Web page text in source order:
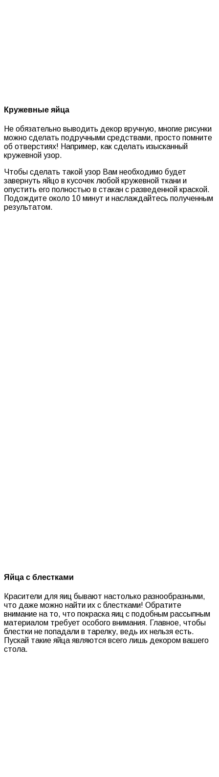
Кружевные яйца
Не обязательно выводить декор вручную, многие рисунки
можно сделать подручными средствами, просто помните
об отверстиях! Например, как сделать изысканный
кружевной узор.
Чтобы сделать такой узор Вам необходимо будет
завернуть яйцо в кусочек любой кружевной ткани и
опустить его полностью в стакан с разведенной краской.
Подождите около 10 минут и наслаждайтесь полученным
результатом.
Яйца с блестками
Красители для яиц бывают настолько разнообразными,
что даже можно найти их с блестками! Обратите
внимание на то, что покраска яиц с подобным рассыпным
материалом требует особого внимания. Главное, чтобы
блестки не попадали в тарелку, ведь их нельзя есть.
Пускай такие яйца являются всего лишь декором вашего
стола.